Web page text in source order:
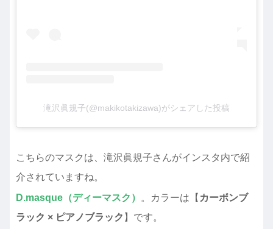
滝沢眞規子(@makikotakizawa)がシェアした投稿
こちらのマスクは、滝沢眞規子さんがインスタ内で紹
介されていますね。
D.masque（ディーマスク）
。カラーは【 カーボンブ
ラック × ピアノブラック 】です。